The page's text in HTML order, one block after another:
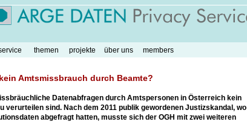
Amtsmissbrauch durch Beamte?
Datenabfragen durch Amtspersonen in Österreich kein
sind. Nach dem 2011 publik gewordenen Justizskandal, wo
abgefragt hatten, musste sich der OGH mit zwei weiteren
themen projekte über uns members